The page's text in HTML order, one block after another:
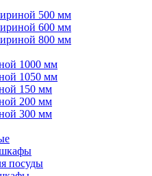
500 мм
600 мм
800 мм
1000 мм
1050 мм
150 мм
200 мм
300 мм
посуды